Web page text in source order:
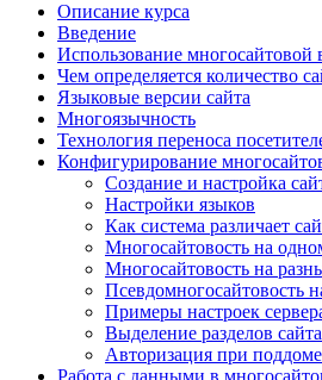
Описание курса
Введение
Использование многосайтовой
Чем определяется количество
Языковые версии сайта
Многоязычность
Технология переноса
Конфигурирование
Создание и настройка
Настройки языков
Как система различает
Многосайтовость на
Многосайтовость на
Псевдомногосайтовость
Примеры настроек
Выделение разделов
Авторизация при
Работа с данными в